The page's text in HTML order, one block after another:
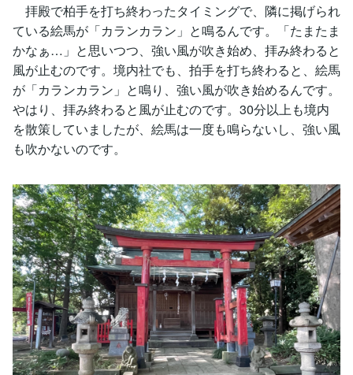
拝殿で柏手を打ち終わったタイミングで、隣に掲げられ
ている絵馬が「カランカラン」と鳴るんです。「たまたま
かなぁ…」と思いつつ、強い風が吹き始め、拝み終わると
風が止むのです。境内社でも、拍手を打ち終わると、絵馬
が「カランカラン」と鳴り、強い風が吹き始めるんです。
やはり、拝み終わると風が止むのです。30分以上も境内
を散策していましたが、絵馬は一度も鳴らないし、強い風
も吹かないのです。